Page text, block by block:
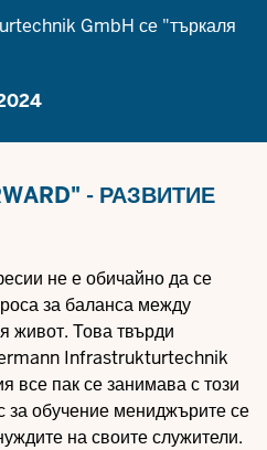
GmbH се "търкаля
- РАЗВИТИЕ
не е обичайно да се
за баланса между
живот. Това твърди
Infrastrukturtechnik
все пак се занимава с този
за обучение мениджърите се
на своите служители.